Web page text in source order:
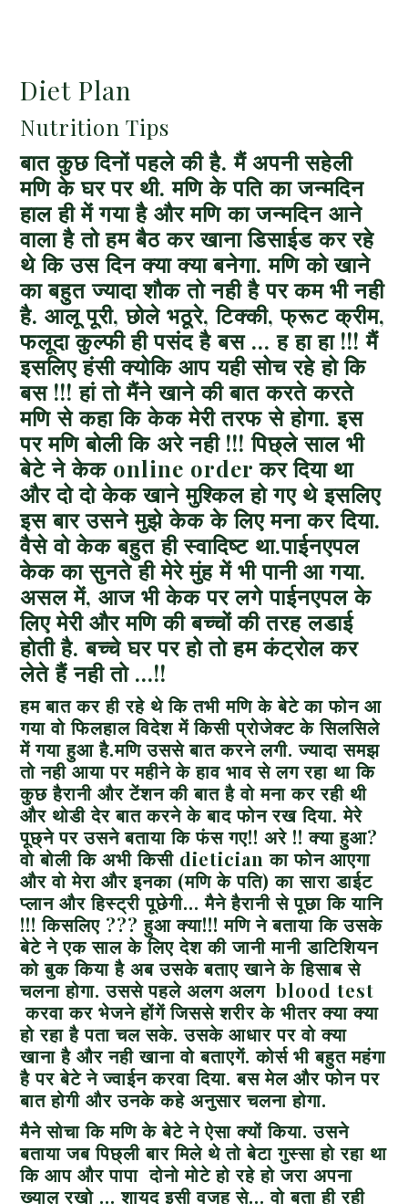
Diet Plan
Nutrition Tips
बात कुछ दिनों पहले की है. मैं अपनी सहेली
मणि के घर पर थी. मणि के पति का जन्मदिन
हाल ही में गया है और मणि का जन्मदिन आने
वाला है तो हम बैठ कर खाना डिसाईड कर रहे
थे कि उस दिन क्या क्या बनेगा. मणि को खाने
का बहुत ज्यादा शौक तो नही है पर कम भी नही
है. आलू पूरी, छोले भठूरे, टिक्की, फ्रूट क्रीम,
फलूदा कुल्फी ही पसंद है बस … ह हा हा !!! मैं
इसलिए हंसी क्योकि आप यही सोच रहे हो कि
बस !!! हां तो मैंने खाने की बात करते करते
मणि से कहा कि केक मेरी तरफ से होगा. इस
पर मणि बोली कि अरे नही !!! पिछ्ले साल भी
बेटे ने केक online order कर दिया था
और दो दो केक खाने मुश्किल हो गए थे इसलिए
इस बार उसने मुझे केक के लिए मना कर दिया.
वैसे वो केक बहुत ही स्वादिष्ट था.पाईनएपल
केक का सुनते ही मेरे मुंह में भी पानी आ गया.
असल में, आज भी केक पर लगे पाईनएपल के
लिए मेरी और मणि की बच्चों की तरह लडाई
होती है. बच्चे घर पर हो तो हम कंट्रोल कर
लेते हैं नही तो …!!
हम बात कर ही रहे थे कि तभी मणि के बेटे का फोन आ
गया वो फिलहाल विदेश में किसी प्रोजेक्ट के सिलसिले
में गया हुआ है.मणि उससे बात करने लगी. ज्यादा समझ
तो नही आया पर महीने के हाव भाव से लग रहा था कि
कुछ हैरानी और टेंशन की बात है वो मना कर रही थी
और थोडी देर बात करने के बाद फोन रख दिया. मेरे
पूछ्ने पर उसने बताया कि फंस गए!! अरे !! क्या हुआ?
वो बोली कि अभी किसी dietician का फोन आएगा
और वो मेरा और इनका (मणि के पति) का सारा डाईट
प्लान और हिस्ट्री पूछेगी… मैने हैरानी से पूछा कि यानि
!!! किसलिए ??? हुआ क्या!!! मणि ने बताया कि उसके
बेटे ने एक साल के लिए देश की जानी मानी डाटिशियन
को बुक किया है अब उसके बताए खाने के हिसाब से
चलना होगा. उससे पहले अलग अलग blood test
करवा कर भेजने होंगें जिससे शरीर के भीतर क्या क्या
हो रहा है पता चल सके. उसके आधार पर वो क्या
खाना है और नही खाना वो बताएगें. कोर्स भी बहुत महंगा
है पर बेटे ने ज्वाईन करवा दिया. बस मेल और फोन पर
बात होगी और उनके कहे अनुसार चलना होगा.
मैने सोचा कि मणि के बेटे ने ऐसा क्यों किया. उसने
बताया जब पिछ्ली बार मिले थे तो बेटा गुस्सा हो रहा था
कि आप और पापा दोनो मोटे हो रहे हो जरा अपना
ख्याल रखो … शायद इसी वजह से… वो बता ही रही